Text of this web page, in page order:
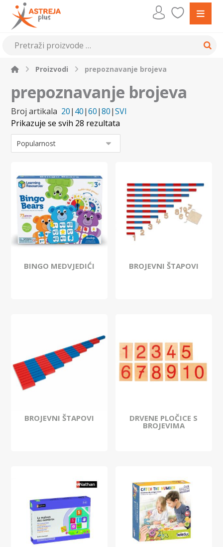
Proizvodi prepoznavanje brojeva
prepoznavanje brojeva
Broj artikala 20| 40|60|80|SVI
Prikazuje se svih 28 rezultata
BINGO MEDVJEDIĆI BROJEVNI ŠTAPOVI
BROJEVNI ŠTAPOVI DRVENE PLOČICE S
BROJEVIMA